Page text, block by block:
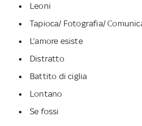
Leoni
Tapioca/ Fotografia/
L’amore esiste
Distratto
Battito di ciglia
Lontano
Se fossi